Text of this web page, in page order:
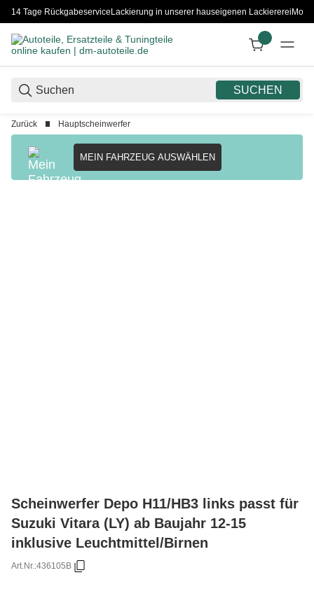
14 Tage RückgabeserviceLackierung in unserer hauseigenen Lackiererei
SUCHEN
Zurück Hauptscheinwerfer
MEIN FAHRZEUG AUSWÄHLEN
Scheinwerfer Depo H11/HB3 links passt für
Suzuki Vitara (LY) ab Baujahr 12-15
inklusive Leuchtmittel/Birnen
Art.Nr.:436105B